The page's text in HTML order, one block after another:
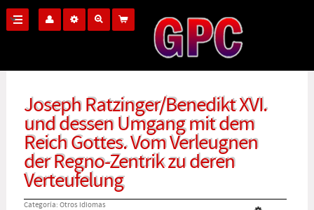
Joseph Ratzinger/Benedikt XVI.
und dessen Umgang mit dem
Reich Gottes. Vom Verleugnen
der Regno-Zentrik zu deren
Verteufelung
Categoría: Otros idiomas